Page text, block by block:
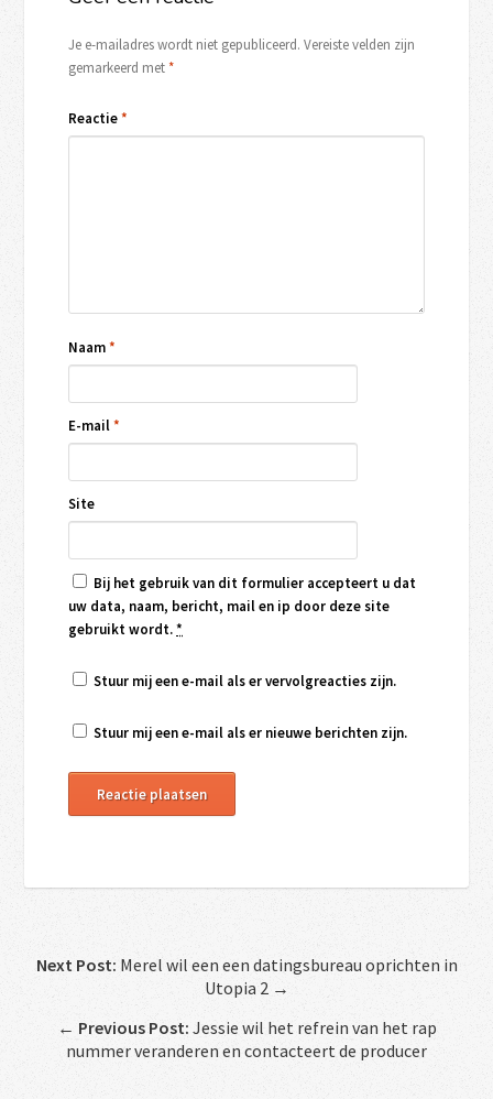
Je e-mailadres wordt niet gepubliceerd. Vereiste velden zijn
gemarkeerd met*
Reactie*
Naam*
E-mail*
Site
Bij het gebruik van dit formulier accepteert u dat
uw data, naam, bericht, mail en ip door deze site
gebruikt wordt.*
Stuur mij een e-mail als er vervolgreacties zijn.
Stuur mij een e-mail als er nieuwe berichten zijn.
Next Post: Merel wil een een datingsbureau oprichten in
Utopia 2 →
← Previous Post: Jessie wil het refrein van het rap
nummer veranderen en contacteert de producer